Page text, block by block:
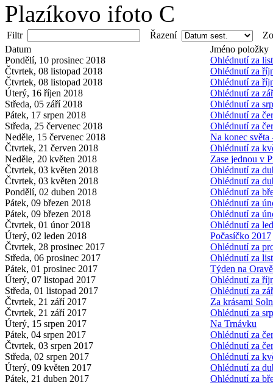
Plazíkovo ifoto C
Filtr Řazení
Datum
Jméno položky
Pondělí, 10 prosinec 2018
Ohlédnutí za
Čtvrtek, 08 listopad 2018
Ohlédnutí za
Čtvrtek, 08 listopad 2018
Ohlédnutí za
Úterý, 16 říjen 2018
Ohlédnutí za
Středa, 05 září 2018
Ohlédnutí za
Pátek, 17 srpen 2018
Ohlédnutí za
Středa, 25 červenec 2018
Ohlédnutí za
Neděle, 15 červenec 2018
Na konec světa
Čtvrtek, 21 červen 2018
Ohlédnutí za
Neděle, 20 květen 2018
Zase jednou v
Čtvrtek, 03 květen 2018
Ohlédnutí za
Čtvrtek, 03 květen 2018
Ohlédnutí za
Pondělí, 02 duben 2018
Ohlédnutí za
Pátek, 09 březen 2018
Ohlédnutí za
Pátek, 09 březen 2018
Ohlédnutí za
Čtvrtek, 01 únor 2018
Ohlédnutí za
Úterý, 02 leden 2018
Počasíčko 2017
Čtvrtek, 28 prosinec 2017
Ohlédnutí za
Středa, 06 prosinec 2017
Ohlédnutí za
Pátek, 01 prosinec 2017
Týden na Oravě
Úterý, 07 listopad 2017
Ohlédnutí za
Středa, 01 listopad 2017
Ohlédnutí za
Čtvrtek, 21 září 2017
Za krásami
Čtvrtek, 21 září 2017
Ohlédnutí za
Úterý, 15 srpen 2017
Na Trnávku
Pátek, 04 srpen 2017
Ohlédnutí za
Čtvrtek, 03 srpen 2017
Ohlédnutí za
Středa, 02 srpen 2017
Ohlédnutí za
Úterý, 09 květen 2017
Ohlédnutí za
Pátek, 21 duben 2017
Ohlédnutí za